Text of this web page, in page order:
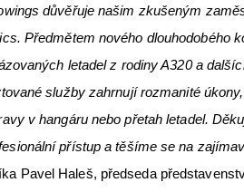
důvěřuje našim zkušeným
Předmětem nového dlouhodobého
letadel z rodiny A320 a
služby zahrnují rozmanité
v hangáru nebo přetah letadel.
přístup a těšíme se na
Pavel Haleš, předseda